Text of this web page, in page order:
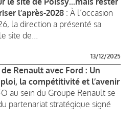
l’après-2028 : À l’occasion
la direction a présenté sa
site de...
13/12/2025
Renault avec Ford : Un
la compétitivité et l’avenir
au sein du Groupe Renault se
partenariat stratégique signé